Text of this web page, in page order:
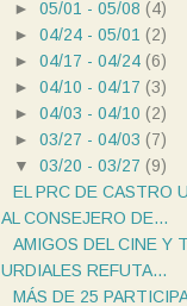
► 05/01 - 05/08 (4)
► 04/24 - 05/01 (2)
► 04/17 - 04/24 (6)
► 04/10 - 04/17 (3)
► 04/03 - 04/10 (2)
► 03/27 - 04/03 (7)
▼
03/20 - 03/27 (9)
EL PRC DE CASTRO
AL CONSEJERO DE...
AMIGOS DEL CINE Y
URDIALES REFUTA...
MÁS DE 25